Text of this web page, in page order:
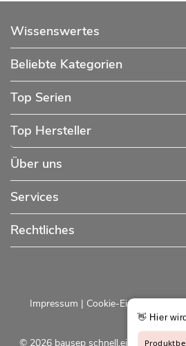
Wissenswertes
Beliebte Kategorien
Top Serien
Top Hersteller
Über uns
Services
Rechtliches
© 2026 bausep
Impressum | Cookie-Einstellungen